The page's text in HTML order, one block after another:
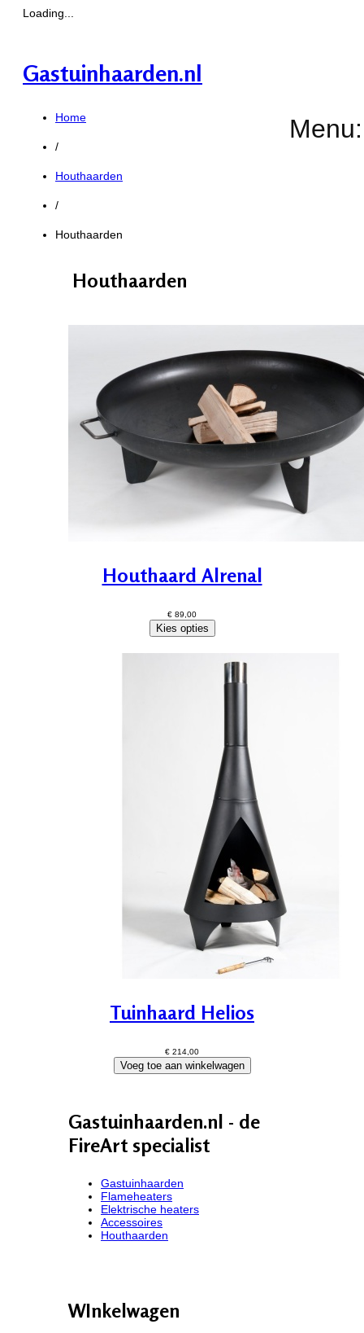
Loading...
Gastuinhaarden.nl
Menu:
Home
/
Houthaarden
/
Houthaarden
Houthaarden
Houthaard Alrenal
€ 89,00
Tuinhaard Helios
€ 214,00
Gastuinhaarden.nl - de
FireArt specialist
Gastuinhaarden
Flameheaters
Elektrische heaters
Accessoires
Houthaarden
WInkelwagen